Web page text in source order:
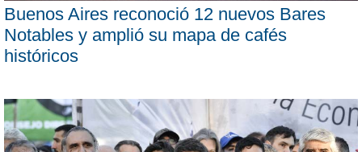
Buenos Aires reconoció 12 nuevos Bares
Notables y amplió su mapa de cafés
históricos